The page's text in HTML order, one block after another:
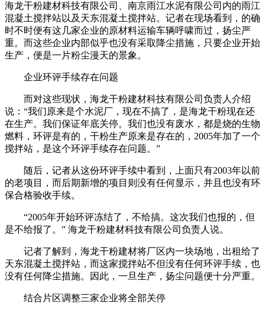
海龙干粉建材科技有限公司、南京雨江水泥有限公司内的雨江
混凝土搅拌站以及天东混凝土搅拌站。记者在现场看到，的确
时不时便有这几家企业的原材料运输车辆呼啸而过，扬尘严
重。而这些企业内部似乎也没有采取降尘措施，只要企业开始
生产，便是一片粉尘漫天的景象。
企业环评手续存在问题
而对这些现状，海龙干粉建材科技有限公司负责人介绍
说：“我们原来是个水泥厂，现在不搞了，是海龙干粉现在还
在生产。我们保证年底关停。我们也没有废水，都是烧的生物
燃料，环评是有的，干粉生产原来是存在的，2005年加了一个
搅拌站，是这个环评手续存在问题。”
随后，记者从这份环评手续中看到，上面只有2003年以前
的老项目，而后期新增的项目则没有任何显示，并且也没有环
保合格验收手续。
“2005年开始环评冻结了，不给搞。这次我们也报的，但
是不给报了。” 海龙干粉建材科技有限公司负责人说。
记者了解到，海龙干粉建材将厂区内一块场地，出租给了
天东混凝土搅拌站，而这家搅拌站不但没有任何环评手续，也
没有任何降尘措施。因此，一旦生产，扬尘问题便十分严重。
结合片区调整三家企业将全部关停